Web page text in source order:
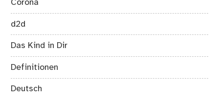
Corona
d2d
Das Kind in Dir
Definitionen
Deutsch